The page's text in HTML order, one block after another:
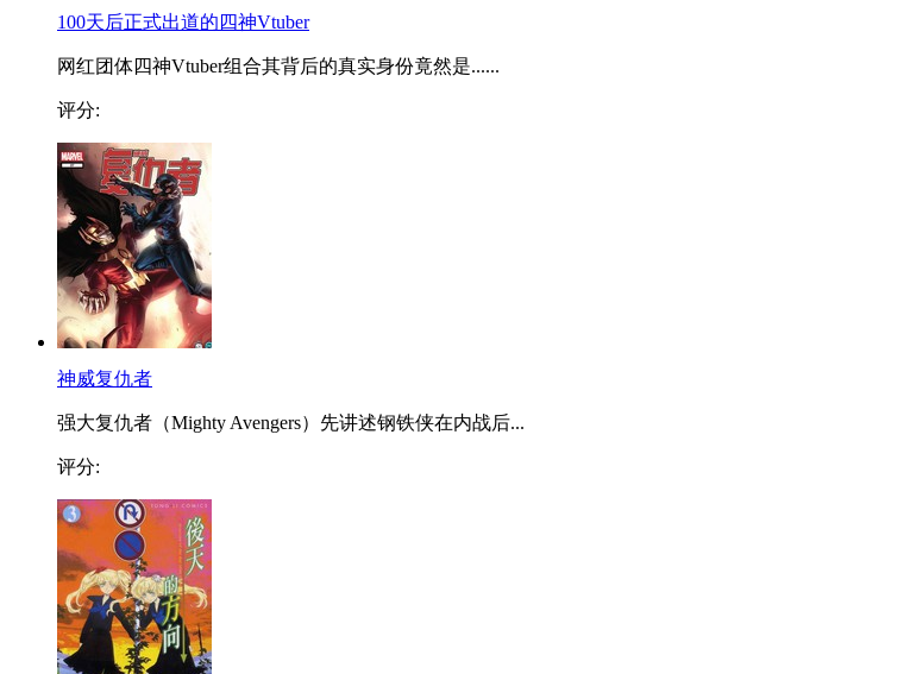
100天后正式出道的四神Vtuber
网红团体四神Vtuber组合其背后的真实身份竟然是......
评分:
神威复仇者
强大复仇者（Mighty Avengers）先讲述钢铁侠在内战后...
评分: